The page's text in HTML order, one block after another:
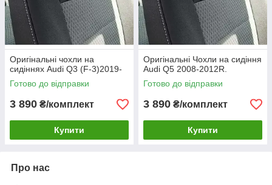
Оригінальні чохли на
сидіннях Audi Q3 (F-3)2019-
Готово до відправки
3 890 ₴/комплект
Купити
Оригінальні Чохли на сидіння
Audi Q5 2008-2012R.
Готово до відправки
3 890 ₴/комплект
Купити
Про нас